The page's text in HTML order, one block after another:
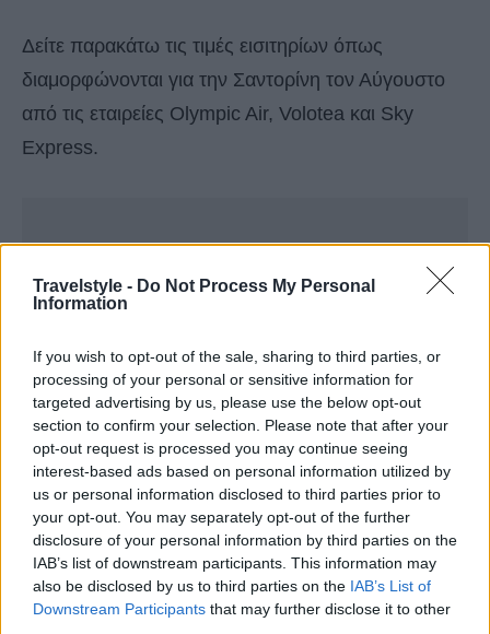
Travelstyle - Do Not Process My Personal
Information
If you wish to opt-out of the sale, sharing to third parties, or
processing of your personal or sensitive information for
targeted advertising by us, please use the below opt-out
section to confirm your selection. Please note that after your
opt-out request is processed you may continue seeing
interest-based ads based on personal information utilized by
us or personal information disclosed to third parties prior to
your opt-out. You may separately opt-out of the further
disclosure of your personal information by third parties on the
IAB’s list of downstream participants. This information may
also be disclosed by us to third parties on the IAB’s List of
Downstream Participants that may further disclose it to other
Δείτε παρακάτω τις τιμές εισιτηρίων όπως
διαμορφώνονται για την Σαντορίνη τον Αύγουστο
από τις εταιρείες Olympic Air, Volotea και Sky
Express.